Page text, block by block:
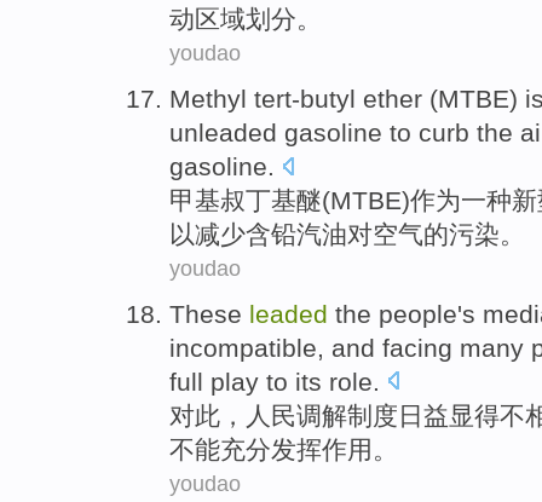
动区域划分。
youdao
Methyl tert-butyl ether (MTBE)
unleaded gasoline to curb the
gasoline.
甲基叔丁基醚(MTBE)作为一种
以减少含铅汽油对空气的污染。
youdao
These leaded the people's
incompatible , and facing many
full play to its role
对此 ， 人民调解制度日益显得不
不能充分发挥作用 。
youdao